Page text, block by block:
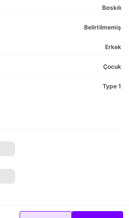
Baskılı
Belirtilmemiş
Erkek
Çocuk
Type 1